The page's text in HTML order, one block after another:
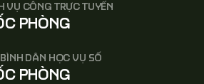
VỤ CÔNG TRỰC TUYẾN
PHÒNG
DÂN HỌC VỤ SỐ
PHÒNG